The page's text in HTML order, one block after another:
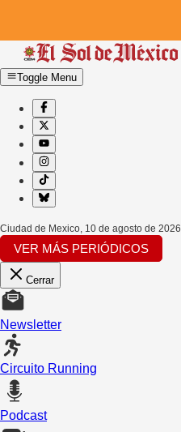
Toggle Menu
Ciudad de Mexico, 10 de agosto de 2026
VER MÁS PERIÓDICOS
Cerrar
Newsletter
Circuito Running
Podcast